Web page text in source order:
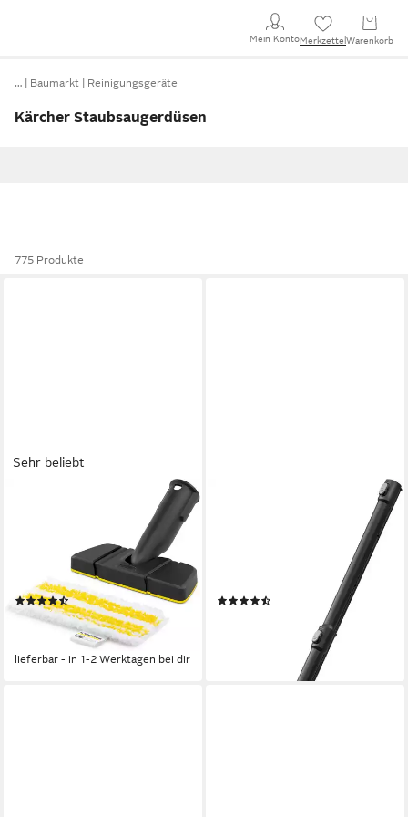
Mein KontoMerkzettel Warenkorb
… Baumarkt Reinigungsgeräte
Kärcher Staubsaugerdüsen
775 Produkte
Sehr beliebt
Handdüsenset, Zubehör für
Dampfreiniger, hochwertiges
Feinstfasertuch für
hartnäckige
Verschmutzungen
(20)
17,99 € UVP29,99 €
lieferbar - in 1-2 Werktagen bei dir
2-in-1 Kombidüse Waschdüse
XXL, fasertiefe Reinigung von
mittelgroßen Teppichen und
49,99 €
lieferbar - in 1-2 Werktagen bei dir